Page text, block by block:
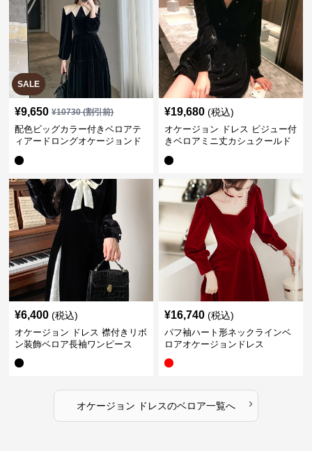
SALE
¥9,650 ¥10730(割引前)
配色ビッグカラー付きベロアテ
ィアードロングオケージョンド
¥19,680 (税込)
オケージョン ドレス ビジュー付
きベロアミニ丈カシュクールド
¥6,400 (税込)
オケージョン ドレス 襟付きリボ
ン装飾ベロア長袖ワンピース
¥16,740 (税込)
パフ袖ハート形ネックラインベ
ロアオケージョンドレス
オケージョン ドレスのベロア一覧へ ›